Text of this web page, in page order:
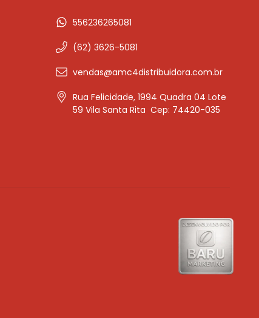
556236265081
(62) 3626-5081
vendas@amc4distribuidora.com.br
Rua Felicidade, 1994 Quadra 04 Lote
59 Vila Santa Rita Cep: 74420-035